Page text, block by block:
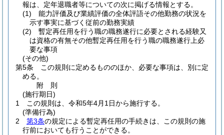
報は、定年退職者等についての次に掲げる情報とする。
(1)
能力評価及び業績評価の全体評語その他勤務の状況を
示す事実に基づく従前の勤務実績
(2)
暫定再任用を行う職の職務遂行に必要とされる経験又
は資格の有無その他暫定再任用を行う職の職務遂行上必
要な事項
(その他)
第5条
この規則に定めるもののほか、必要な事項は、別に定
める。
附 則
(施行期日)
1
この規則は、令和5年4月1日から施行する。
(準備行為)
2
第3条の規定による暫定再任用の手続きは、この規則の施
行前においても行うことができる。